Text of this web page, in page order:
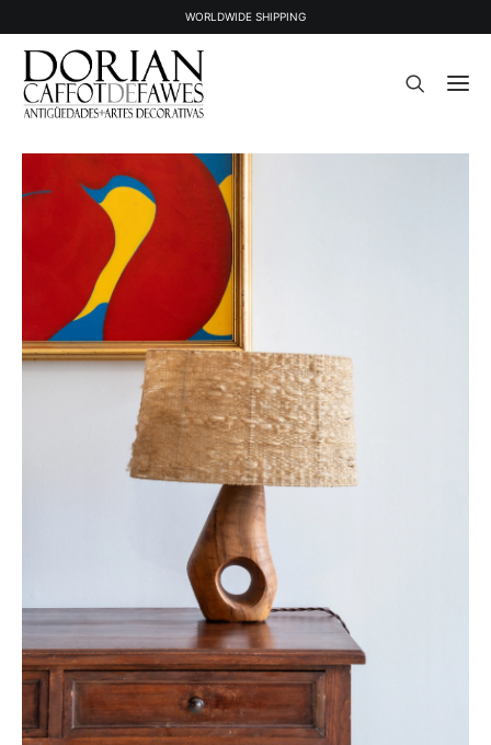
WORLDWIDE SHIPPING
STOCK
PIEZAS VENDIDAS
LA GALERÍA
PRENSA
CONTACTO
NEWSLETTER